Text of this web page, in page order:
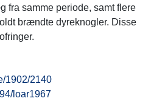
fra samme periode, samt flere
brændte dyreknogler. Disse
1902/2140
loar1967